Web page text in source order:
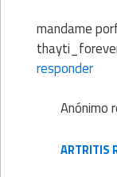
mandame
responder
Anónimo
ARTRITIS